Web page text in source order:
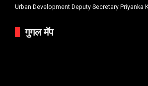
Urban Development Deputy Secretary Priyanka
गुगल मॅप